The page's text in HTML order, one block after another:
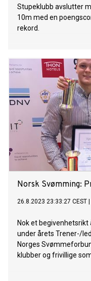
Stupeklubb avslutter
10m med en
rekord.
Norsk Svømming:
26.8.2023 23:33:27 CEST
Nok et
under årets Trener-/
Norges
klubber og frivillige